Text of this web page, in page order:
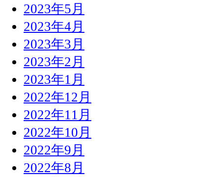
2023年5月
2023年4月
2023年3月
2023年2月
2023年1月
2022年12月
2022年11月
2022年10月
2022年9月
2022年8月